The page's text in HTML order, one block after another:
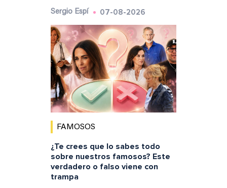
Sergio Espí 07-08-2026
FAMOSOS
¿Te crees que lo sabes todo
sobre nuestros famosos? Este
verdadero o falso viene con
trampa